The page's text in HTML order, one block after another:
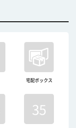
宅配ボックス